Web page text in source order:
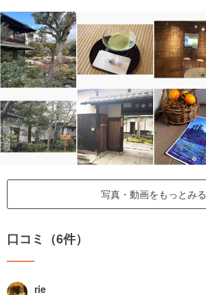
写真・動画をもっとみる
口コミ（6件）
rie